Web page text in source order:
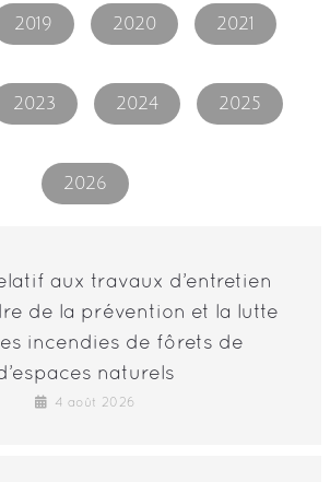
2019 2020 2021
2023 2024 2025
2026
aux travaux d’entretien
de la prévention et la lutte
incendies de fôrets de
naturels
4 août 2026